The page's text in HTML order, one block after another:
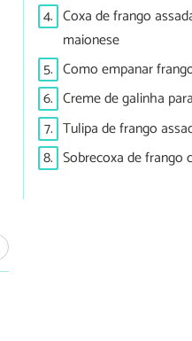
4. Coxa de frango
maionese
5. Como empanar
6. Creme de galinha
7. Tulipa de frango
8. Sobrecoxa de frango